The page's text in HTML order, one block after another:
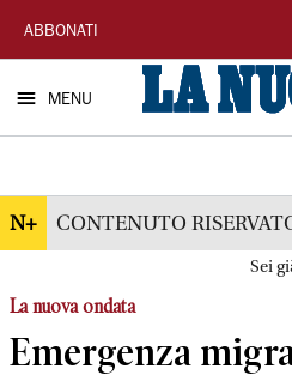
La
Nuova
Sardegna
ABBONATI
MENU
N+ CONTENUTO
Sei
La nuova ondata
Emergenza